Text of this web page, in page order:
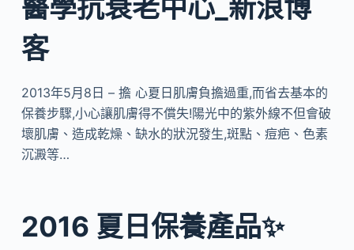
醫學抗衰老中心_新浪博
客
2013年5月8日 – 擔 心夏日肌膚負擔過重,而省去基本的
保養步驟,小心讓肌膚得不償失!陽光中的紫外線不但會破
壞肌膚、造成乾燥、缺水的狀況發生,斑點、痘疤、色素
沉澱等…
2016 夏日保養產品✨